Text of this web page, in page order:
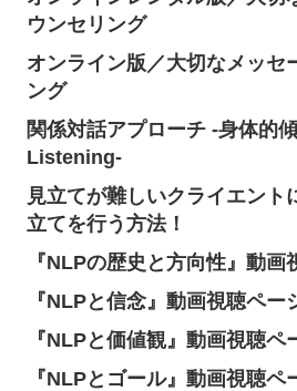
ウンセリング
オンライン版／大切なメッセ
ング
関係対話アプローチ -身体的
Listening-
見立てが難しいクライエント
立てを行う方法！
『NLPの歴史と方向性』動画
『NLPと信念』動画視聴ペー
『NLPと価値観』動画視聴ペ
『NLPとゴール』動画視聴ペ